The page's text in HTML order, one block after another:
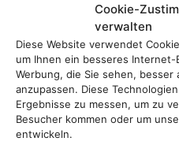
Cookie-
verwalten
Diese Website verwendet
um Ihnen ein besseres
Werbung, die Sie sehen, besser
anzupassen. Diese
Ergebnisse zu messen, um zu
Besucher kommen oder um
entwickeln.
Screenreader die
vorlesen.
Sichtbarer Fokus